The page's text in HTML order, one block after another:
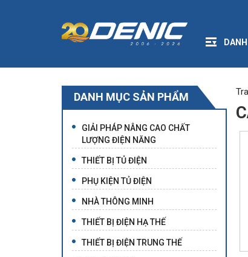
DANH MỤC SẢN PHẨM
GIẢI PHÁP NÂNG CAO CHẤT
LƯỢNG ĐIỆN NĂNG
THIẾT BỊ TỦ ĐIỆN
PHỤ KIỆN TỦ ĐIỆN
NHÀ THÔNG MINH
THIẾT BỊ ĐIỆN HẠ THẾ
THIẾT BỊ ĐIỆN TRUNG THẾ